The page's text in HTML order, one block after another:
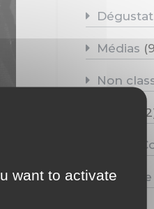
Médias
Non
Vazart-
Vignoble
want to activate